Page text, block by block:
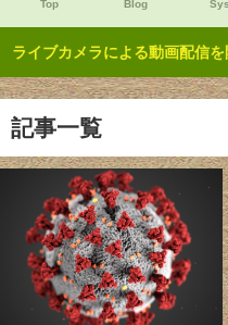
Top Blog
ライブカメラによる動画配信
記事一覧